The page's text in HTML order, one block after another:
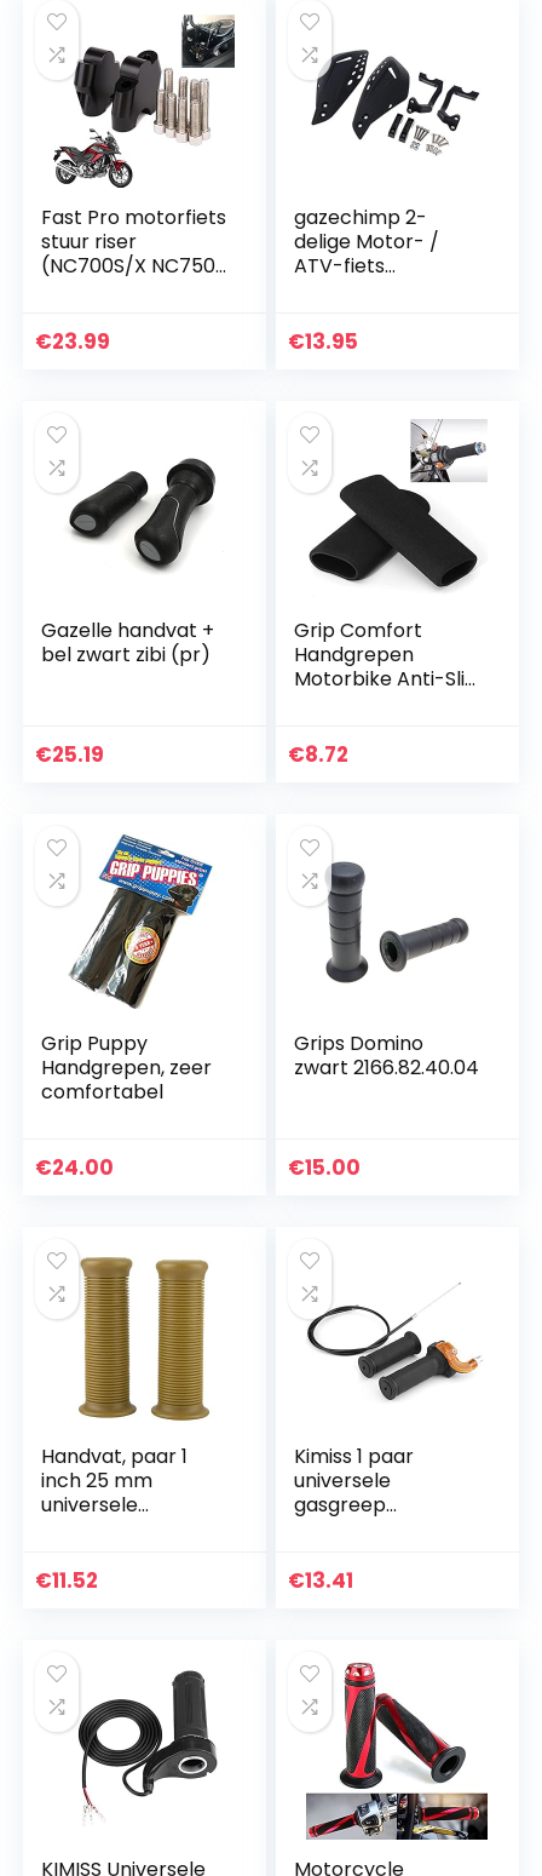
Fast Pro motorfiets
stuur riser
(NC700S/X NC750X
€23.99
gazechimp 2-
delige Motor- /
ATV-fiets
Borstelstang met
€13.95
Gazelle handvat +
bel zwart zibi (pr)
€25.19
Grip Comfort
Handgrepen
Motorbike Anti-Slip
Stuur Cover Anti-
€8.72
Grip Puppy
Handgrepen, zeer
comfortabel
€24.00
Grips Domino
zwart 2166.82.40.04
€15.00
Handvat, paar 1
inch 25 mm
universele
stuurgreep
€11.52
Kimiss 1 paar
universele
gasgreep
motorfiets
€13.41
KIMISS Universele
Motorcycle